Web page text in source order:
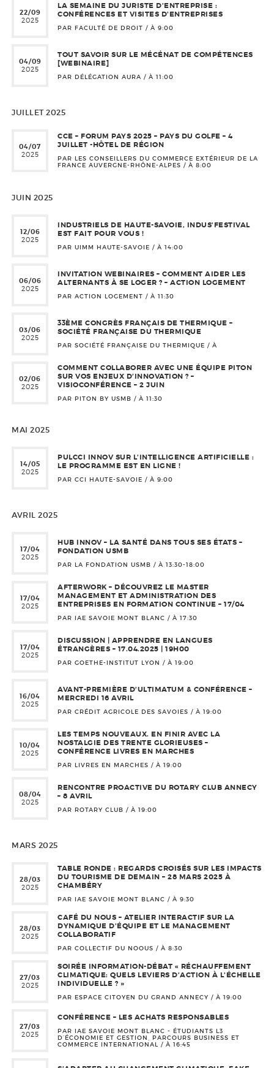
22/09
2025
LA SEMAINE DU JURISTE D’ENTREPRISE :
CONFÉRENCES ET VISITES D’ENTREPRISES
PAR FACULTÉ DE DROIT / À 9:00
04/09
2025
TOUT SAVOIR SUR LE MÉCÉNAT DE COMPÉTENCES
[WEBINAIRE]
PAR DÉLÉGATION AURA / À 11:00
JUILLET 2025
04/07
2025
CCE – FORUM PAYS 2025 – PAYS DU GOLFE – 4
JUILLET -HÔTEL DE RÉGION
PAR LES CONSEILLERS DU COMMERCE EXTÉRIEUR DE LA
FRANCE AUVERGNE-RHÔNE-ALPES / À 8:00
JUIN 2025
12/06
2025
INDUSTRIELS DE HAUTE-SAVOIE, INDUS’FESTIVAL
EST FAIT POUR VOUS !
PAR UIMM HAUTE-SAVOIE / À 14:00
06/06
2025
INVITATION WEBINAIRES – COMMENT AIDER LES
ALTERNANTS À SE LOGER ? – ACTION LOGEMENT
PAR ACTION LOGEMENT / À 11:30
03/06
2025
33ÈME CONGRÈS FRANÇAIS DE THERMIQUE –
SOCIÉTÉ FRANÇAISE DU THERMIQUE
PAR SOCIÉTÉ FRANÇAISE DU THERMIQUE / À
02/06
2025
COMMENT COLLABORER AVEC UNE ÉQUIPE PITON
SUR VOS ENJEUX D’INNOVATION ? –
VISIOCONFÉRENCE – 2 JUIN
PAR PITON BY USMB / À 11:30
MAI 2025
14/05
2025
PULCCI INNOV SUR L’INTELLIGENCE ARTIFICIELLE :
LE PROGRAMME EST EN LIGNE !
PAR CCI HAUTE-SAVOIE / À 9:00
AVRIL 2025
17/04
2025
HUB INNOV – LA SANTÉ DANS TOUS SES ÉTATS –
FONDATION USMB
PAR LA FONDATION USMB / À 13:30-18:00
17/04
2025
AFTERWORK – DÉCOUVREZ LE MASTER
MANAGEMENT ET ADMINISTRATION DES
ENTREPRISES EN FORMATION CONTINUE – 17/04
PAR IAE SAVOIE MONT BLANC / À 17:30
17/04
2025
DISCUSSION | APPRENDRE EN LANGUES
ÉTRANGÈRES – 17.04.2025 | 19H00
PAR GOETHE-INSTITUT LYON / À 19:00
16/04
2025
AVANT-PREMIÈRE D’ULTIMATUM & CONFÉRENCE –
MERCREDI 16 AVRIL
PAR CRÉDIT AGRICOLE DES SAVOIES / À 19:00
10/04
2025
LES TEMPS NOUVEAUX. EN FINIR AVEC LA
NOSTALGIE DES TRENTE GLORIEUSES –
CONFÉRENCE LIVRES EN MARCHES
PAR LIVRES EN MARCHES / À 19:00
08/04
2025
RENCONTRE PROACTIVE DU ROTARY CLUB ANNECY
– 8 AVRIL
PAR ROTARY CLUB / À 19:00
MARS 2025
28/03
2025
TABLE RONDE : REGARDS CROISÉS SUR LES IMPACTS
DU TOURISME DE DEMAIN – 28 MARS 2025 À
CHAMBÉRY
PAR IAE SAVOIE MONT BLANC / À 9:30
28/03
2025
CAFÉ DU NOUS – ATELIER INTERACTIF SUR LA
DYNAMIQUE D’ÉQUIPE ET LE MANAGEMENT
COLLABORATIF
PAR COLLECTIF DU NOOUS / À 8:30
27/03
2025
SOIRÉE INFORMATION-DÉBAT « RÉCHAUFFEMENT
CLIMATIQUE: QUELS LEVIERS D’ACTION À L’ÉCHELLE
INDIVIDUELLE ? »
PAR ESPACE CITOYEN DU GRAND ANNECY / À 19:00
27/03
2025
CONFÉRENCE – LES ACHATS RESPONSABLES
PAR IAE SAVOIE MONT BLANC - ÉTUDIANTS L3
D’ÉCONOMIE ET GESTION, PARCOURS BUSINESS ET
COMMERCE INTERNATIONAL / À 16:45